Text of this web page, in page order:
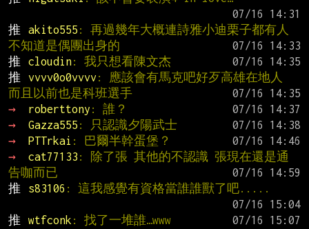
推
akito555 : 再過幾年大概連詩雅小迪栗子都有人
不知道是偶團出身的
推
cloudin: 我只想看陳文杰
推
vvvv0o0vvvv : 應該會有馬克吧好歹高雄在地人
而且以前也是科班選手
→
roberttony : 誰？
→
Gazza555 : 只認識夕陽武士
→
PTTrkai : 巴爾半幹蛋堡？
→
cat77133 : 除了張 其他的不認識 張現在還是通
告咖而已
推
s83106 : 這我感覺有資格當誰誰獸了吧.....
推
wtfconk : 找了一堆誰…www